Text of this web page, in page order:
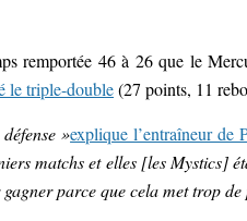
remportée 46 à 26 que le
le triple-double(27 points, 11
»explique l’entraîneur de
matchs et elles [les Mystics]
parce que cela met trop